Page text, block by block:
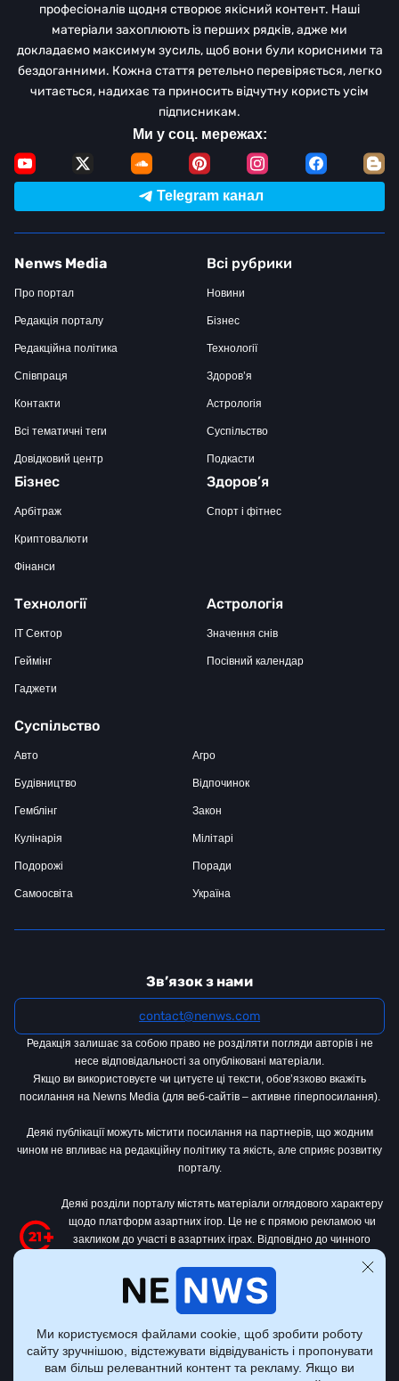
професіоналів щодня створює якісний контент. Наші
матеріали захоплюють із перших рядків, адже ми
докладаємо максимум зусиль, щоб вони були корисними та
бездоганними. Кожна стаття ретельно перевіряється, легко
читається, надихає та приносить відчутну користь усім
підписникам.
Ми у соц. мережах:
Telegram канал
Nenws Media
Про портал
Редакція порталу
Редакційна політика
Співпраця
Контакти
Всі тематичні теги
Довідковий центр
Всі рубрики
Новини
Бізнес
Технології
Здоров’я
Астрологія
Суспільство
Подкасти
Бізнес
Арбітраж
Криптовалюти
Фінанси
Здоров’я
Спорт і фітнес
Технології
IT Сектор
Геймінг
Гаджети
Астрологія
Значення снів
Посівний календар
Суспільство
Авто Агро
Будівництво Відпочинок
Гемблінг Закон
Кулінарія Мілітарі
Подорожі Поради
Самоосвіта Україна
Зв’язок з нами
contact@nenws.com
Редакція залишає за собою право не розділяти погляди авторів і не
несе відповідальності за опубліковані матеріали.
Якщо ви використовуєте чи цитуєте ці тексти, обов’язково вкажіть
посилання на Newns Media (для веб-сайтів – активне гіперпосилання).
Деякі публікації можуть містити посилання на партнерів, що жодним
чином не впливає на редакційну політику та якість, але сприяє розвитку
порталу.
Деякі розділи порталу містять матеріали оглядового характеру
щодо платформ азартних ігор. Це не є прямою рекламою чи
закликом до участі в азартних іграх. Відповідно до чинного
, цей контент призначений виключно для
осіб віком від 21 року.
Усі матеріали на тему азартних ігор на цьому сайті носять оглядово-
інформаційний характер. Портал не є організатором чи посередником у
сфері азартних ігор.
Ми користуємося файлами cookie, щоб зробити роботу
сайту зручнішою, відстежувати відвідуваність і пропонувати
вам більш релевантний контент та рекламу. Якщо ви